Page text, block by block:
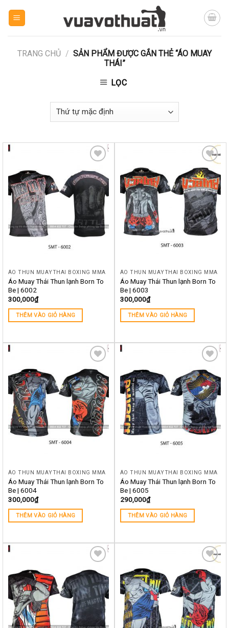
TRANG CHỦ / SẢN PHẨM ĐƯỢC GẮN THẺ “ÁO MUAY
THÁI”
LỌC
thích
ÁO THUN MUAYTHAI BOXING MMA
Áo Muay Thái Thun lạnh Born To
Be | 6002
300,000₫
THÊM VÀO GIỎ HÀNG
Yêu
thích
ÁO THUN MUAYTHAI BOXING MMA
Áo Muay Thái Thun lạnh Born To
Be | 6003
300,000₫
THÊM VÀO GIỎ HÀNG
Yêu
thích
ÁO THUN MUAYTHAI BOXING MMA
Áo Muay Thái Thun lạnh Born To
Be | 6004
300,000₫
THÊM VÀO GIỎ HÀNG
Yêu
thích
ÁO THUN MUAYTHAI BOXING MMA
Áo Muay Thái Thun lạnh Born To
Be | 6005
290,000₫
THÊM VÀO GIỎ HÀNG
Yêu
thích
Yêu
thích